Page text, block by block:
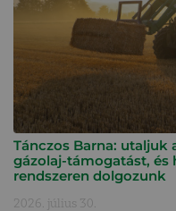
Tánczos Barna: utaljuk
gázolaj-támogatást,
rendszeren dolgozunk
2026. július 30.